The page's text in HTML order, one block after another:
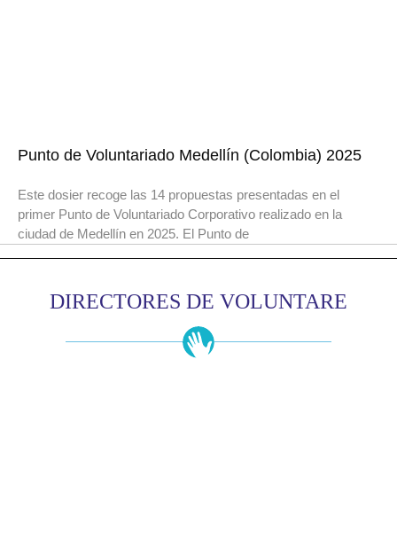
Punto de Voluntariado Medellín (Colombia) 2025
Este dosier recoge las 14 propuestas presentadas en el
primer Punto de Voluntariado Corporativo realizado en la
ciudad de Medellín en 2025. El Punto de
DIRECTORES DE VOLUNTARE